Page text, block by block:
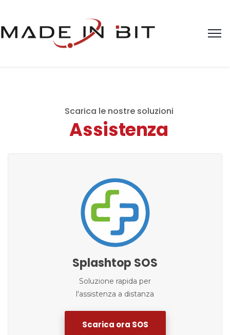
Scarica le nostre soluzioni
Assistenza
Splashtop SOS
Soluzione rapida per
l'assistenza a distanza
Scarica ora SOS